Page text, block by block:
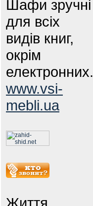
Шафи зручні
для всіх
видів книг,
окрім
електронних.
www.vsi-
mebli.ua